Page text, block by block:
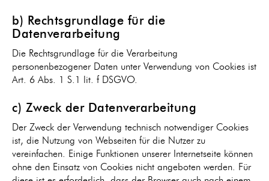
b) Rechtsgrundlage für die
Datenverarbeitung
Die Rechtsgrundlage für die Verarbeitung
personenbezogener Daten unter Verwendung von Cookies ist
Art. 6 Abs. 1 S.1 lit. f DSGVO.
c) Zweck der Datenverarbeitung
Der Zweck der Verwendung technisch notwendiger Cookies
ist, die Nutzung von Webseiten für die Nutzer zu
vereinfachen. Einige Funktionen unserer Internetseite können
ohne den Einsatz von Cookies nicht angeboten werden. Für